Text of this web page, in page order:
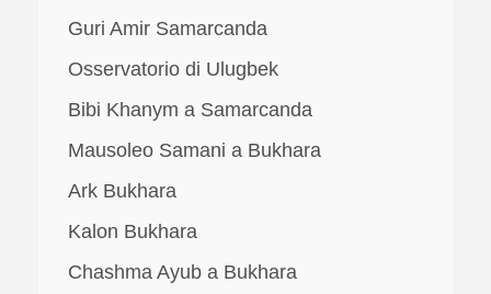
Guri Amir Samarcanda
Osservatorio di Ulugbek
Bibi Khanym a Samarcanda
Mausoleo Samani a Bukhara
Ark Bukhara
Kalon Bukhara
Chashma Ayub a Bukhara